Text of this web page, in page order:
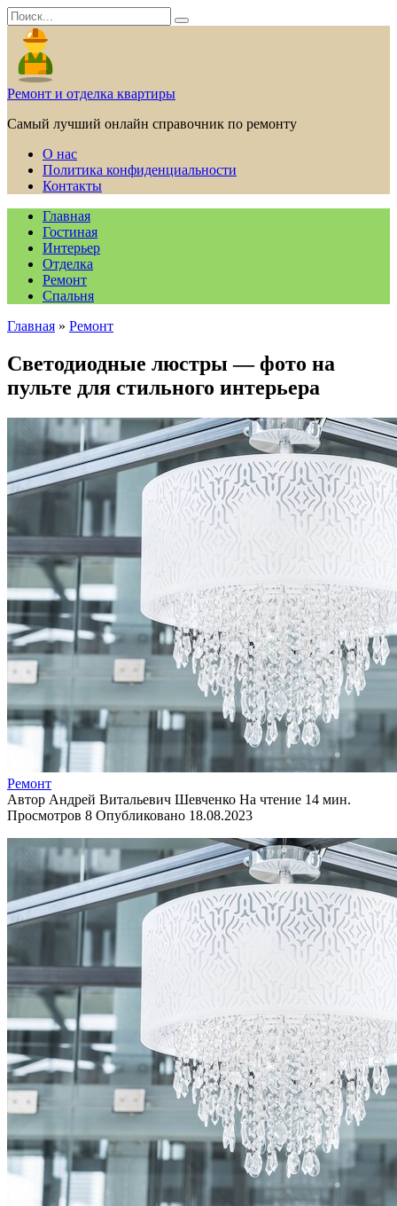
Перейти
к
содержанию
Search
for:
Ремонт и отделка квартиры
Самый лучший онлайн справочник по ремонту
О нас
Политика конфиденциальности
Контакты
Главная
Гостиная
Интерьер
Отделка
Ремонт
Спальня
Главная » Ремонт
Светодиодные люстры — фото на
пульте для стильного интерьера
Ремонт
Автор Андрей Витальевич Шевченко На чтение 14 мин.
Просмотров 8 Опубликовано 18.08.2023